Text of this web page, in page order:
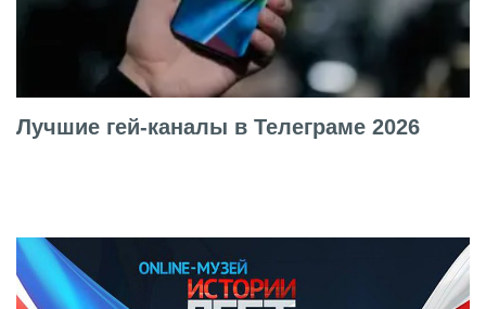
Лучшие гей-каналы в Телеграме 2026